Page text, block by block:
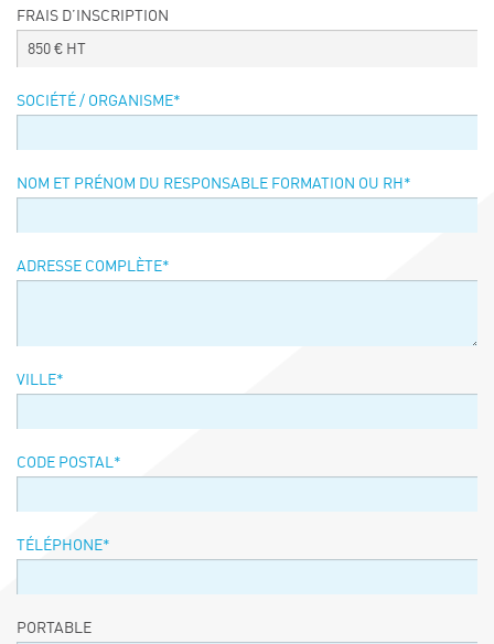
Événements
FRENCH-CHINESE CONFERENCE ON GREEN
FRAIS D’INSCRIPTION
850 € HT
SOCIÉTÉ / ORGANISME*
NOM ET PRÉNOM DU RESPONSABLE FORMATION OU RH *
ADRESSE COMPLÈTE*
VILLE*
CODE POSTAL*
TÉLÉPHONE*
PORTABLE